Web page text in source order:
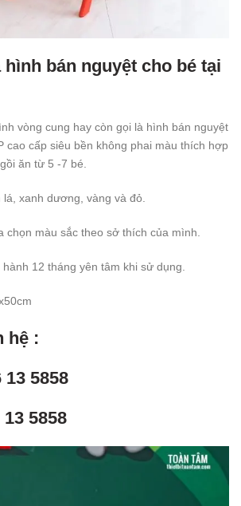
bán nguyệt cho bé tại
vòng cung hay còn gọi là hình bán nguyệt
cao cấp siêu bền không phai màu thích hợp
ăn từ 5 -7 bé.
lá, xanh dương, vàng và đỏ.
chọn màu sắc theo sở thích của mình.
12 tháng yên tâm khi sử dụng.
hệ :
5858
5858